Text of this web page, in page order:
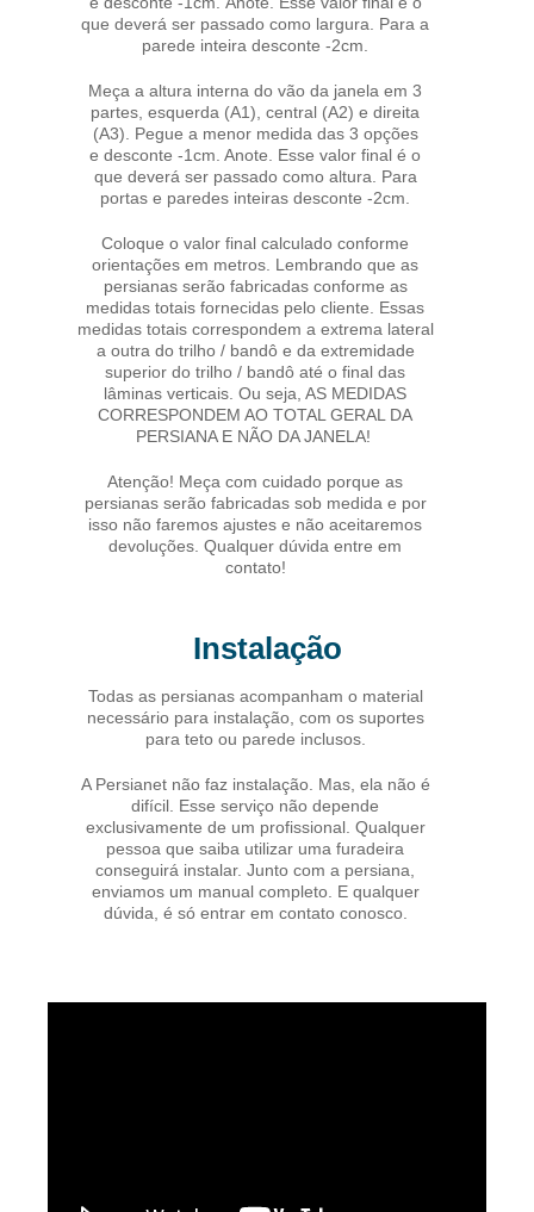
que deverá ser passado como largura. Para a
parede inteira desconte -2cm.
Meça a altura interna do vão da janela em 3
partes, esquerda (A1), central (A2) e direita
(A3). Pegue a menor medida das 3 opções
e desconte -1cm. Anote. Esse valor final é o
que deverá ser passado como altura. Para
portas e paredes inteiras desconte -2cm.
Coloque o valor final calculado conforme
orientações em metros. Lembrando que as
persianas serão fabricadas conforme as
medidas totais fornecidas pelo cliente. Essas
medidas totais correspondem a extrema lateral
a outra do trilho / bandô e da extremidade
superior do trilho / bandô até o final das
lâminas verticais. Ou seja, AS MEDIDAS
CORRESPONDEM AO TOTAL GERAL DA
PERSIANA E NÃO DA JANELA!
Atenção! Meça com cuidado porque as
persianas serão fabricadas sob medida e por
isso não faremos ajustes e não aceitaremos
devoluções. Qualquer dúvida entre em
contato!
Instalação
Todas as persianas acompanham o material
necessário para instalação, com os suportes
para teto ou parede inclusos.
A Persianet não faz instalação. Mas, ela não é
difícil. Esse serviço não depende
exclusivamente de um profissional. Qualquer
pessoa que saiba utilizar uma furadeira
conseguirá instalar. Junto com a persiana,
enviamos um manual completo. E qualquer
dúvida, é só entrar em contato conosco.